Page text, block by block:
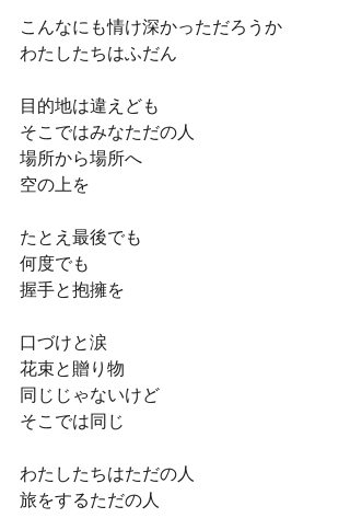
こんなにも情け深かっただろうか
わたしたちはふだん
目的地は違えども
そこではみなただの人
場所から場所へ
空の上を
たとえ最後でも
何度でも
握手と抱擁を
口づけと涙
花束と贈り物
同じじゃないけど
そこでは同じ
わたしたちはただの人
旅をするただの人